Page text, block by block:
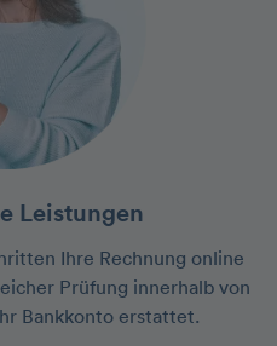
Leistungen
Ihre Rechnung online
Prüfung innerhalb von
Bankkonto erstattet.